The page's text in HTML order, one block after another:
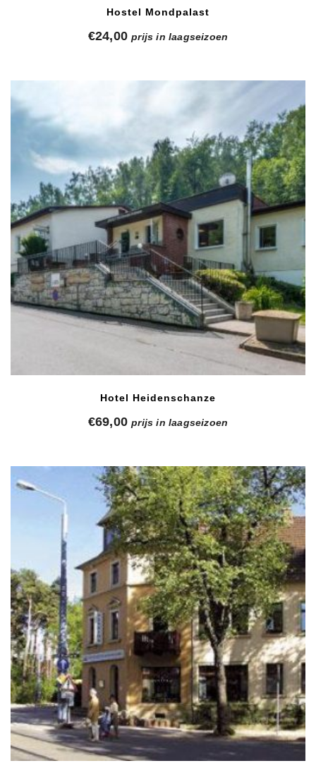
Hostel Mondpalast
€24,00 prijs in laagseizoen
Hotel Heidenschanze
€69,00 prijs in laagseizoen